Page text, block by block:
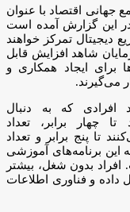
جهانی اقتصاد با عنوان
دارند. در این گزارش آمده است
دیجیتال تمرکز خواهند
درصد از کارفرمایان شاهد افزایش قابل
برای ایجاد همکاری و
می‌گیرند.
که به دنبال
چهار برابر، تعداد
تا پنج برابر و تعداد
این برنامه‌های آموزشی
افراد بدون شغل، بیشتر
داده و فناوری اطلاعات